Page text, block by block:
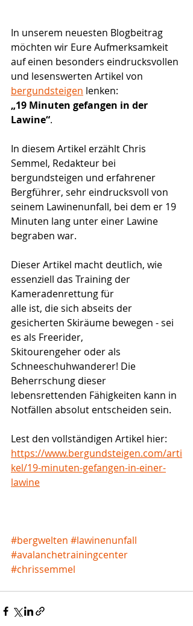
In unserem neuesten Blogbeitrag
möchten wir Eure Aufmerksamkeit
auf einen besonders eindrucksvollen
und lesenswerten Artikel von
bergundsteigen lenken:
„19 Minuten gefangen in der
Lawine“.
In diesem Artikel erzählt Chris
Semmel, Redakteur bei
bergundsteigen und erfahrener
Bergführer, sehr eindrucksvoll von
seinem Lawinenunfall, bei dem er 19
Minuten lang unter einer Lawine
begraben war.
Dieser Artikel macht deutlich, wie
essenziell das Training der
Kameradenrettung für
alle ist, die sich abseits der
gesicherten Skiräume bewegen - sei
es als Freerider,
Skitourengeher oder als
Schneeschuhwanderer! Die
Beherrschung dieser
lebensrettenden Fähigkeiten kann in
Notfällen absolut entscheiden sein.
Lest den vollständigen Artikel hier:
https://www.bergundsteigen.com/arti
kel/19-minuten-gefangen-in-einer-
lawine
#bergwelten #lawinenunfall
#avalanchetrainingcenter
#chrissemmel